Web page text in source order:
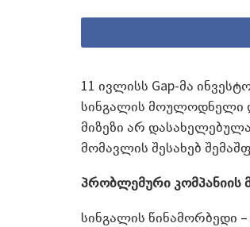
11 ივლისს Gap-მა
სინგალის მოულოდნელი
მიზეზი არ
მომავლის შესახებ
პრობლემური კომპანიის
სინგალის წინამორბედი